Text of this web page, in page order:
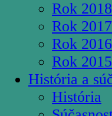
Rok 2018
Rok 2017
Rok 2016
Rok 2015
História a
História